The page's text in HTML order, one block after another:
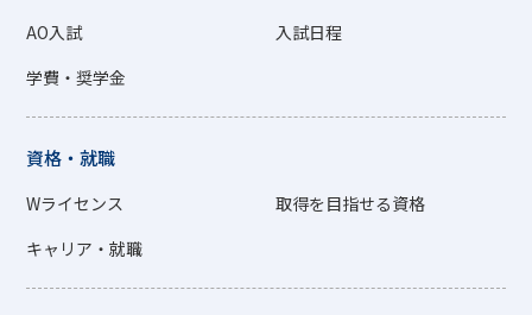
AO入試
入試日程
学費・奨学金
資格・就職
Wライセンス
取得を目指せる資格
キャリア・就職